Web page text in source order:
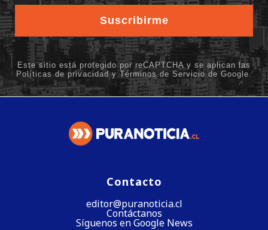
Contacto
editor@puranoticia.cl
Contáctanos
Síguenos en Google News